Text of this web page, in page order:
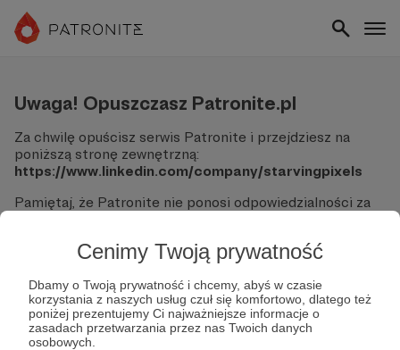
Cenimy Twoją prywatność
Dbamy o Twoją prywatność i chcemy, abyś w czasie
korzystania z naszych usług czuł się komfortowo, dlatego też
poniżej prezentujemy Ci najważniejsze informacje o
zasadach przetwarzania przez nas Twoich danych
osobowych.
Uwaga! Opuszczasz Patronite.pl
Za chwilę opuścisz serwis Patronite i przejdziesz na
poniższą stronę zewnętrzną:
https://www.linkedin.com/company/starvingpixels
Pamiętaj, że Patronite nie ponosi odpowiedzialności za
Nie podawaj swoich danych logowania ani informacji
finansowych na podjerzanych stronach.
Sprawdź dokładnie adres URL, zanim klikniesz przycisk
"Tak, przejdź do strony".
Jeśli masz wątpliwości, wróć do Patronite i zweryfikuj
link.